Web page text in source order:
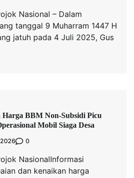
Nasional – Dalam
tanggal 9 Muharram 1447 H
jatuh pada 4 Juli 2025, Gus
BBM Non-Subsidi Picu
Mobil Siaga Desa
0
NasionalInformasi
dan kenaikan harga